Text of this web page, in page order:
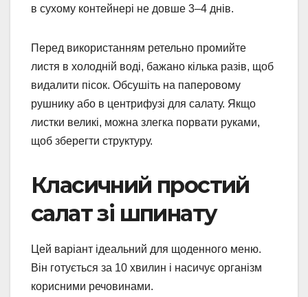
в сухому контейнері не довше 3–4 днів.
Перед використанням ретельно промийте
листя в холодній воді, бажано кілька разів, щоб
видалити пісок. Обсушіть на паперовому
рушнику або в центрифузі для салату. Якщо
листки великі, можна злегка порвати руками,
щоб зберегти структуру.
Класичний простий
салат зі шпинату
Цей варіант ідеальний для щоденного меню.
Він готується за 10 хвилин і насичує організм
корисними речовинами.